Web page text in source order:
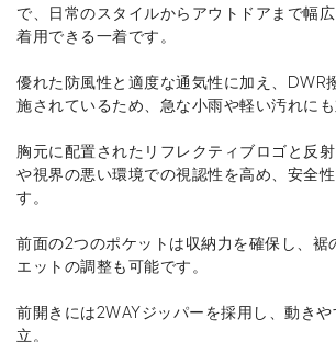
で、日常のスタイルからアウトドアまで幅
着用できる一着です。
優れた防風性と適度な通気性に加え、DWR
施されているため、急な小雨や軽い汚れにも
胸元に配置されたリフレクティブロゴと反
や視界の悪い環境での視認性を高め、安全
す。
前面の2つのポケットは収納力を確保し、裾
エットの調整も可能です。
前開きには2WAYジッパーを採用し、動き
立。